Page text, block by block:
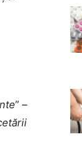
” –